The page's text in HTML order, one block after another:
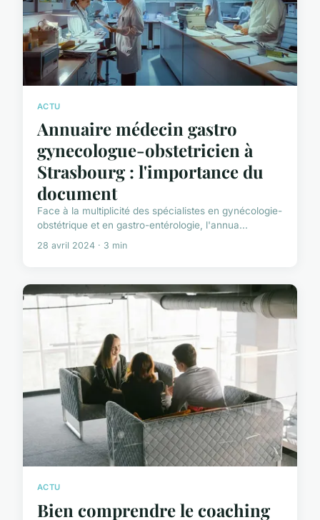
ACTU
Annuaire médecin gastro
gynecologue-obstetricien à
Strasbourg : l'importance du
document
Face à la multiplicité des spécialistes en gynécologie-
obstétrique et en gastro-entérologie, l'annua...
28 avril 2024 · 3 min
ACTU
Bien comprendre le coaching